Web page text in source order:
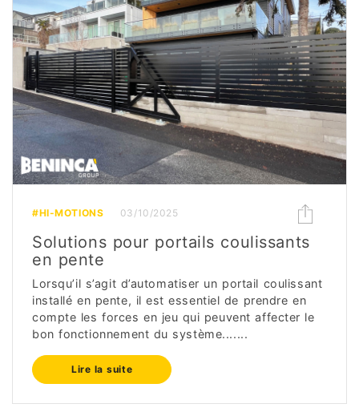
#HI-MOTIONS 03/10/2025
Solutions pour portails coulissants
en pente
Lorsqu’il s’agit d’automatiser un portail coulissant
installé en pente, il est essentiel de prendre en
compte les forces en jeu qui peuvent affecter le
bon fonctionnement du système.......
Lire la suite